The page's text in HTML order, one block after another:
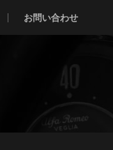
お問い合わせ